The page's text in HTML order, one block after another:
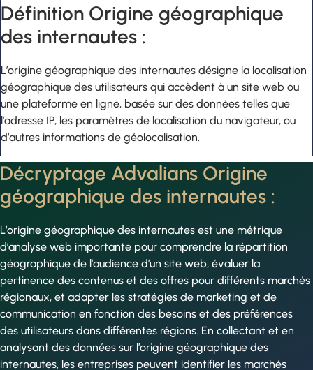
Définition Origine géographique
des internautes :
L’origine géographique des internautes désigne la localisation
géographique des utilisateurs qui accèdent à un site web ou
une plateforme en ligne, basée sur des données telles que
l’adresse IP, les paramètres de localisation du navigateur, ou
d’autres informations de géolocalisation.
Décryptage Advalians Origine
géographique des internautes :
L’origine géographique des internautes est une métrique
d’analyse web importante pour comprendre la répartition
géographique de l’audience d’un site web, évaluer la
pertinence des contenus et des offres pour différents marchés
régionaux, et adapter les stratégies de marketing et de
communication en fonction des besoins et des préférences
des utilisateurs dans différentes régions. En collectant et en
analysant des données sur l’origine géographique des
internautes, les entreprises peuvent identifier les marchés